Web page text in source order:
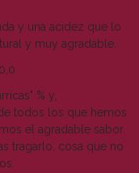
y una acidez que lo
y muy agradable.
% y,
todos los que hemos
el agradable sabor
tragarlo, cosa que no